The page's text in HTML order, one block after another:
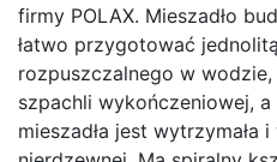
firmy POLAX. Mieszadło
łatwo przygotować
rozpuszczalnego w
szpachli wykończeniowej,
mieszadła jest wytrzymała